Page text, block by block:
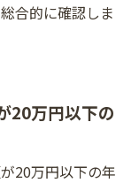
合的に確認しま
20万円以下の
20万円以下の年